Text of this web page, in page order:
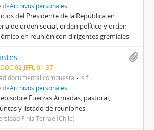
deArchivos personales
del Presidente de la República en
de orden social, orden político y orden
en reunión con dirigentes gremiales
02-JFFL-01-37
documental compuesta
s.f
deArchivos personales
sobre Fuerzas Armadas, pastoral,
y listado de reuniones
Finis Terrae (Chile)